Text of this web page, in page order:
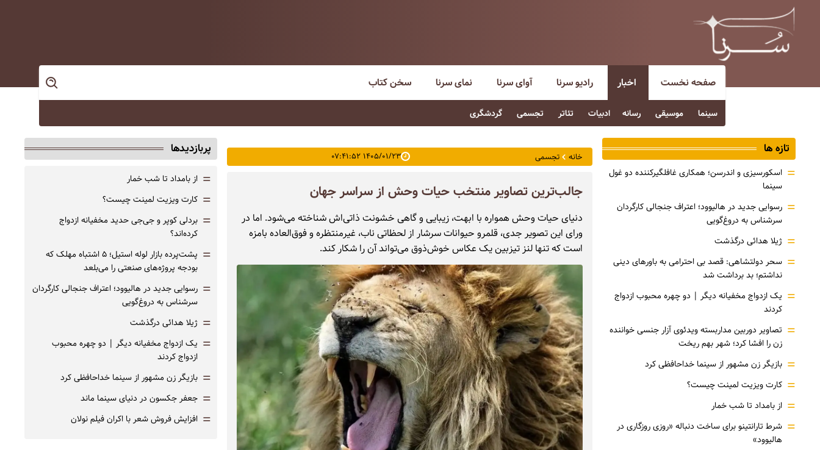
صفحه نخست اخبار
سینما موسیقی رسانه ادبیات تئاتر تجسمی گردشگری
رادیو سرنا آوای سرنا نمای سرنا سخن کتاب
خانه تجسمی ۱۴۰۵/۰۱/۲۳ ۰۷:۴۱:۵۲
جالب‌ترین تصاویر منتخب حیات وحش از سراسر جهان
دنیای حیات وحش همواره با ابهت، زیبایی و گاهی خشونت ذاتی‌اش شناخته می‌شود. اما در
ورای این تصویر جدی، قلمرو حیوانات سرشار از لحظاتی ناب، غیرمنتظره و فوق‌العاده بامزه
است که تنها لنز تیزبین یک عکاس خوش‌ذوق می‌تواند آن را شکار کند.
تازه ها
= اسکورسیزی و اندرسن؛ همکاری غافلگیرکننده دو غول
سینما
= رسوایی جدید در هالیوود؛ اعتراف جنجالی کارگردان
سرشناس به دروغ‌گویی
= ژیلا هدائی درگذشت
= سحر دولتشاهی: قصد بی احترامی به باورهای دینی
نداشتم؛ بد برداشت شد
= یک ازدواج مخفیانه دیگر | دو چهره محبوب ازدواج
کردند
= تصاویر دوربین مداربسته ویدئوی آزار جنسی خواننده
زن را افشا کرد؛ شهر بهم ریخت
= بازیگر زن مشهور از سینما خداحافظی کرد
= کارت ویزیت لمینت چیست؟
= از بامداد تا شب خمار
= شرط تارانتینو برای ساخت دنباله «روزی روزگاری در
هالیوود»
پربازدیدها
= از بامداد تا شب خمار
= کارت ویزیت لمینت چیست؟
= بردلی کوپر و جی‌جی حدید مخفیانه ازدواج
کرده‌اند؟
=
پشت‌پرده بازار لوله استیل؛ ۵ اشتباه مهلک که
بودجه پروژه‌های صنعتی را می‌بلعد
= رسوایی جدید در هالیوود؛ اعتراف جنجالی کارگردان
سرشناس به دروغ‌گویی
= ژیلا هدائی درگذشت
= یک ازدواج مخفیانه دیگر | دو چهره محبوب
ازدواج کردند
= بازیگر زن مشهور از سینما خداحافظی کرد
= جعفر جکسون در دنیای سینما ماند
= افزایش فروش شعر با اکران فیلم نولان